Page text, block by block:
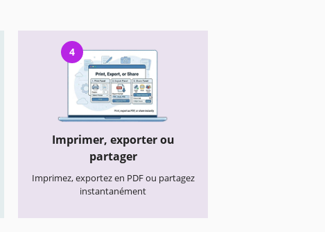
4
Imprimer, exporter ou
partager
Imprimez, exportez en PDF ou partagez
instantanément